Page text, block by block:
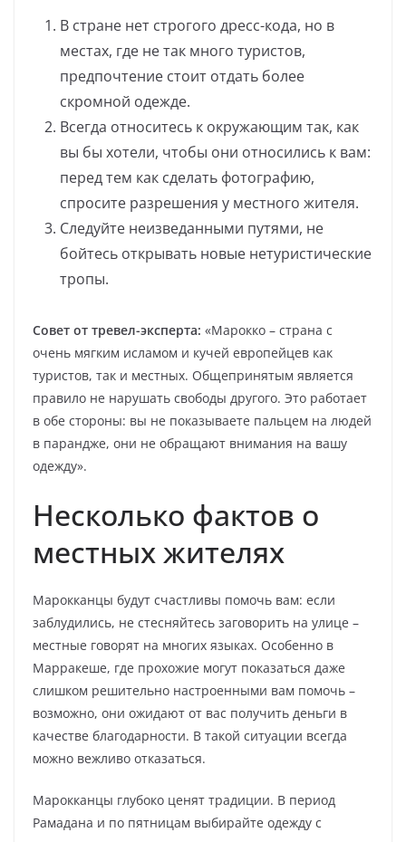
В стране нет строгого дресс-кода, но в
местах, где не так много туристов,
предпочтение стоит отдать более
скромной одежде.
Всегда относитесь к окружающим так, как
вы бы хотели, чтобы они относились к вам:
перед тем как сделать фотографию,
спросите разрешения у местного жителя.
Следуйте неизведанными путями, не
бойтесь открывать новые нетуристические
тропы.
Совет от тревел-эксперта: «Марокко – страна с
очень мягким исламом и кучей европейцев как
туристов, так и местных. Общепринятым является
правило не нарушать свободы другого. Это работает
в обе стороны: вы не показываете пальцем на людей
в парандже, они не обращают внимания на вашу
одежду».
Несколько фактов о
местных жителях
Марокканцы будут счастливы помочь вам: если
заблудились, не стесняйтесь заговорить на улице –
местные говорят на многих языках. Особенно в
Марракеше, где прохожие могут показаться даже
слишком решительно настроенными вам помочь –
возможно, они ожидают от вас получить деньги в
качестве благодарности. В такой ситуации всегда
можно вежливо отказаться.
Марокканцы глубоко ценят традиции. В период
Рамадана и по пятницам выбирайте одежду с